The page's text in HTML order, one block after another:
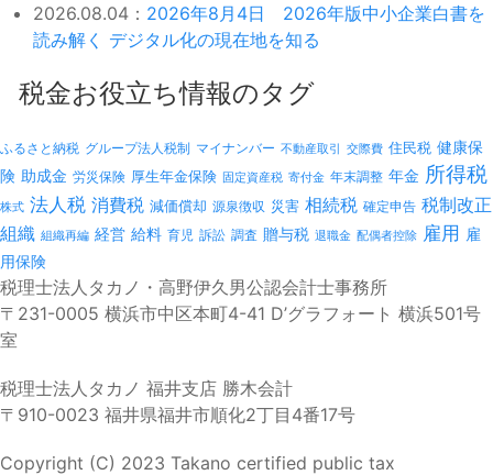
2026.08.04： 2026年8月4日 2026年版中小企業白書を
読み解く デジタル化の現在地を知る
税金お役立ち情報のタグ
ふるさと納税 グループ法人税制 マイナンバー 不動産取引 交際費 住民税 健康保
険 助成金 労災保険 厚生年金保険 固定資産税 寄付金 年末調整 年金 所得税
株式 法人税 消費税 減価償却 源泉徴収 災害 相続税 確定申告 税制改正
組織 組織再編 経営 給料 育児 訴訟 調査 贈与税 退職金 配偶者控除 雇用 雇
用保険
税理士法人タカノ・高野伊久男公認会計士事務所
〒231-0005 横浜市中区本町4-41 D’グラフォート 横浜501号
室
税理士法人タカノ 福井支店 勝木会計
〒910-0023 福井県福井市順化2丁目4番17号
Copyright (C) 2023 Takano certified public tax